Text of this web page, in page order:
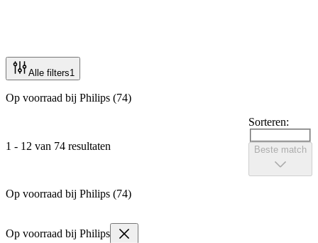
Alle filters1
Op voorraad bij Philips (74)
1 - 12 van 74 resultaten
Sorteren:
Beste match
Op voorraad bij Philips (74)
Op voorraad bij Philips